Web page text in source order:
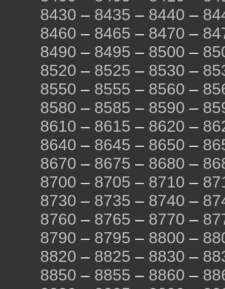
8430 – 8435 – 8440 –
8460 – 8465 – 8470 –
8490 – 8495 – 8500 –
8520 – 8525 – 8530 –
8550 – 8555 – 8560 –
8580 – 8585 – 8590 –
8610 – 8615 – 8620 –
8640 – 8645 – 8650 –
8670 – 8675 – 8680 –
8700 – 8705 – 8710 –
8730 – 8735 – 8740 –
8760 – 8765 – 8770 –
8790 – 8795 – 8800 –
8820 – 8825 – 8830 –
8850 – 8855 – 8860 –